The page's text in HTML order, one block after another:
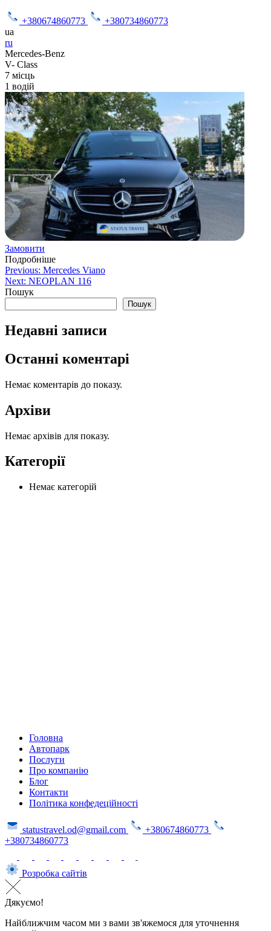
+380674860773
+380734860773
ua
ru
Mercedes-Benz
V- Class
7 місць
1 водій
Замовити
Подробніше
Навігація
записів
Previous: Mercedes Viano
Next: NEOPLAN 116
Пошук
Пошук
Недавні записи
Останні коментарі
Немає коментарів до показу.
Архіви
Немає архівів для показу.
Категорії
Немає категорій
Головна
Автопарк
Послуги
Про компанію
Блог
Контакти
Політика конфедеційності
statustravel.od@gmail.com
+380674860773
+380734860773
Розробка сайтів
Дякуємо!
Найближчим часом ми з вами зв'яжемося для уточнення